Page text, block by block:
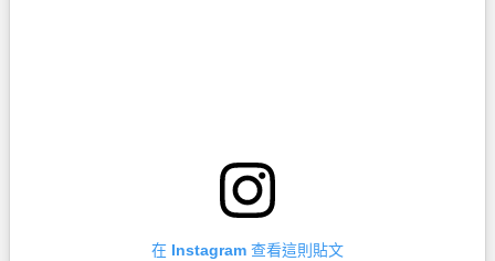
在 Instagram 查看這則貼文